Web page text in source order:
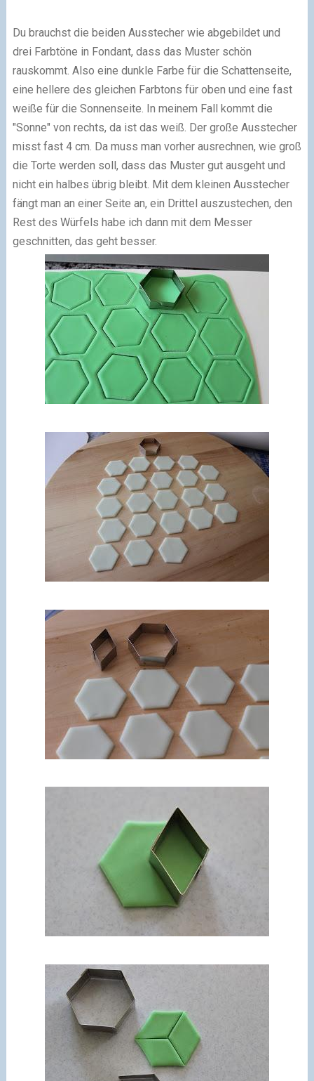
Du brauchst die beiden Ausstecher wie abgebildet und
drei Farbtöne in Fondant, dass das Muster schön
rauskommt. Also eine dunkle Farbe für die Schattenseite,
eine hellere des gleichen Farbtons für oben und eine fast
weiße für die Sonnenseite. In meinem Fall kommt die
"Sonne" von rechts, da ist das weiß. Der große Ausstecher
misst fast 4 cm. Da muss man vorher ausrechnen, wie groß
die Torte werden soll, dass das Muster gut ausgeht und
nicht ein halbes übrig bleibt. Mit dem kleinen Ausstecher
fängt man an einer Seite an, ein Drittel auszustechen, den
Rest des Würfels habe ich dann mit dem Messer
geschnitten, das geht besser.